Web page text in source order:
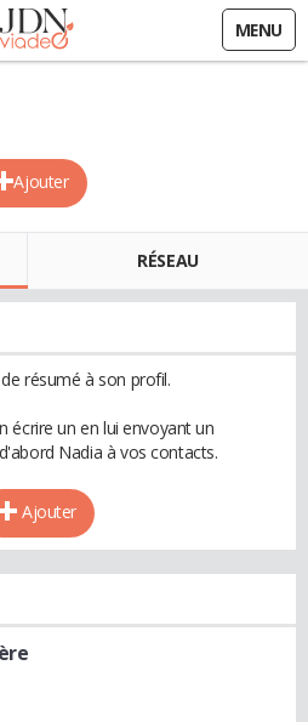
MENU
Ajouter
RÉSEAU
résumé à son profil.
écrire un en lui envoyant un
Nadia à vos contacts.
Ajouter